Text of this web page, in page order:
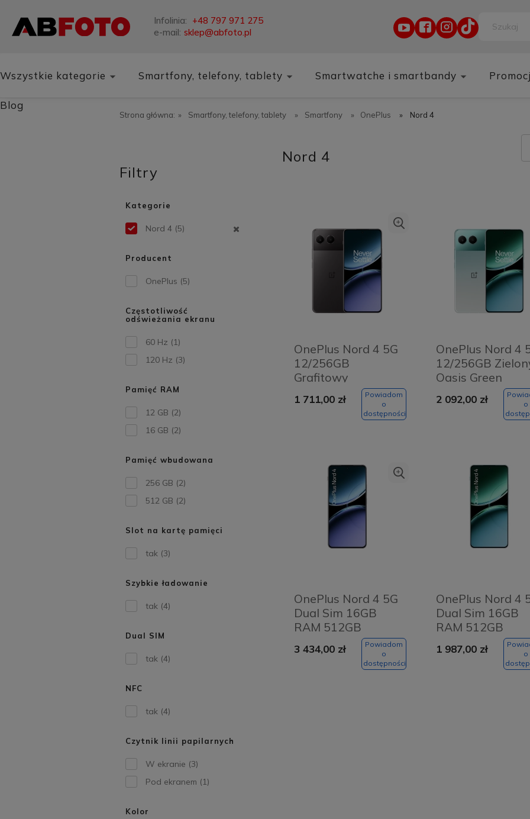
Infolinia: +48 797 971 275
e-mail: sklep@abfoto.pl
Wszystkie kategorie Smartfony, telefony, tablety Smartwatche i smartbandy
Blog
Strona główna: » Smartfony, telefony, tablety » Smartfony » OnePlus » Nord 4
Filtry
Kategorie
Nord 4 (5)
Producent
OnePlus (5)
Częstotliwość
odświeżania ekranu
60 Hz (1)
120 Hz (3)
Pamięć RAM
12 GB (2)
16 GB (2)
Pamięć wbudowana
256 GB (2)
512 GB (2)
Slot na kartę pamięci
tak (3)
Szybkie ładowanie
tak (4)
Dual SIM
tak (4)
NFC
tak (4)
Czytnik linii papilarnych
W ekranie (3)
Pod ekranem (1)
Kolor
Nord 4
OnePlus Nord 4 5G
12/256GB
Grafitowy
Obsidian Midnight
1 711,00 zł
Powiadom
o
dostępności
OnePlus Nord 4
12/256GB
Oasis Green
2 092,00 zł
o
OnePlus Nord 4 5G
Dual Sim 16GB
RAM 512GB
Czarny - Obsidian
Midnight
3 434,00 zł
Powiadom
o
dostępności
OnePlus Nord 4
Dual Sim 16GB
RAM 512GB
Zielony - Oasis
Green
1 987,00 zł
o